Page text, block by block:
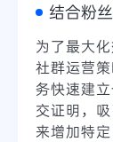
结合粉
为了最大
社群运营
务快速建
交证明，
来增加特